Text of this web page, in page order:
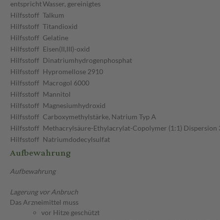
entsprichtWasser, gereinigtes
Hilfsstoff Talkum
Hilfsstoff Titandioxid
Hilfsstoff Gelatine
Hilfsstoff Eisen(II,III)-oxid
Hilfsstoff Dinatriumhydrogenphosphat
Hilfsstoff Hypromellose 2910
Hilfsstoff Macrogol 6000
Hilfsstoff Mannitol
Hilfsstoff Magnesiumhydroxid
Hilfsstoff Carboxymethylstärke, Natrium Typ A
Hilfsstoff Methacrylsäure-Ethylacrylat-Copolymer (1:1) Dispersion
Hilfsstoff Natriumdodecylsulfat
Aufbewahrung
Aufbewahrung
Lagerung vor Anbruch
Das Arzneimittel muss
vor Hitze geschützt